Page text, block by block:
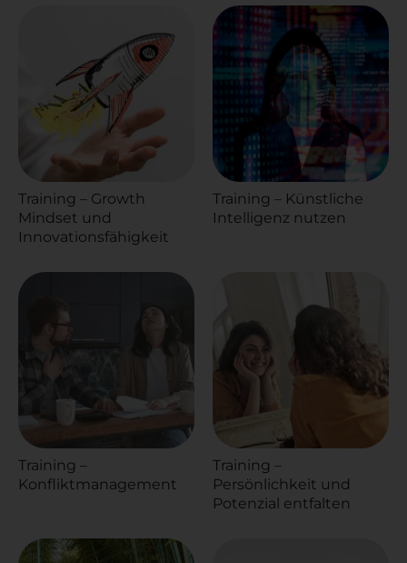
Training – Growth
Mindset und
Innovationsfähigkeit
Training – Künstliche
Intelligenz nutzen
Training –
Konfliktmanagement
Training –
Persönlichkeit und
Potenzial entfalten